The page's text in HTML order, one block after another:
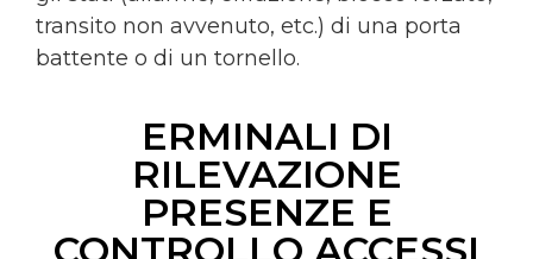
transito non avvenuto, etc.) di una porta
battente o di un tornello.
ERMINALI DI
RILEVAZIONE
PRESENZE E